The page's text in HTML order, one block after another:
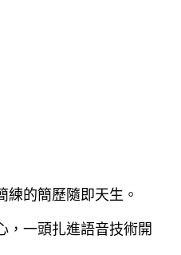
的簡歷隨即天生。
，一頭扎進語音技術開